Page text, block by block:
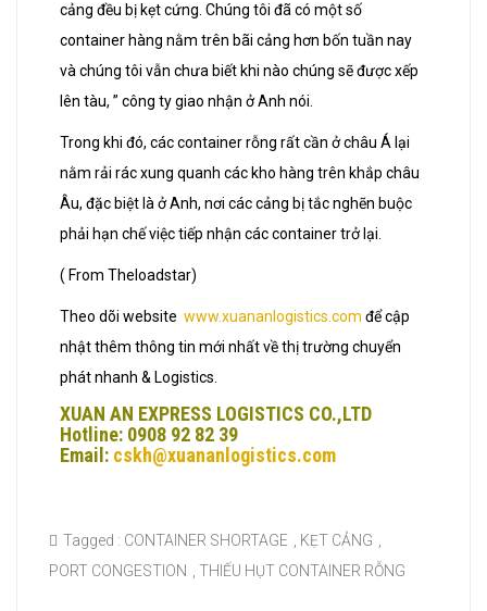
cảng đều bị kẹt cứng. Chúng tôi đã có một số
container hàng nằm trên bãi cảng hơn bốn tuần nay
và chúng tôi vẫn chưa biết khi nào chúng sẽ được xếp
lên tàu, ” công ty giao nhận ở Anh nói.
Trong khi đó, các container rỗng rất cần ở châu Á lại
nằm rải rác xung quanh các kho hàng trên khắp châu
Âu, đặc biệt là ở Anh, nơi các cảng bị tắc nghẽn buộc
phải hạn chế việc tiếp nhận các container trở lại.
( From Theloadstar)
Theo dõi website www.xuananlogistics.com để cập
nhật thêm thông tin mới nhất về thị trường chuyển
phát nhanh & Logistics.
XUAN AN EXPRESS LOGISTICS CO.,LTD
Hotline: 0908 92 82 39
Email: cskh@xuananlogistics.com
Tagged : CONTAINER SHORTAGE KẸT CẢNG
PORT CONGESTION
THIẾU HỤT CONTAINER RỖNG